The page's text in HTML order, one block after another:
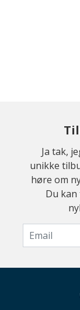
Ja tak,
unikke
høre om
Du